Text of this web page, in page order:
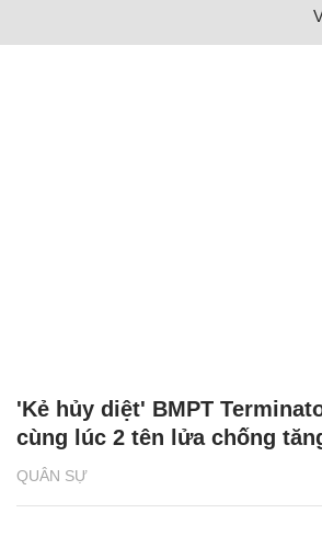
QUÂN SỰ
'Kẻ hủy diệt' BMPT
cùng lúc 2 tên lửa chống